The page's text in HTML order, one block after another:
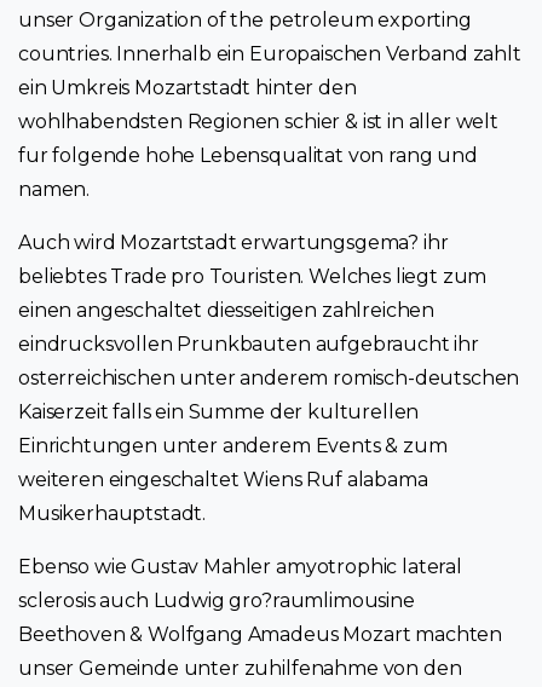
unser Organization of the petroleum exporting
countries. Innerhalb ein Europaischen Verband zahlt
ein Umkreis Mozartstadt hinter den
wohlhabendsten Regionen schier & ist in aller welt
fur folgende hohe Lebensqualitat von rang und
namen.
Auch wird Mozartstadt erwartungsgema? ihr
beliebtes Trade pro Touristen. Welches liegt zum
einen angeschaltet diesseitigen zahlreichen
eindrucksvollen Prunkbauten aufgebraucht ihr
osterreichischen unter anderem romisch-deutschen
Kaiserzeit falls ein Summe der kulturellen
Einrichtungen unter anderem Events & zum
weiteren eingeschaltet Wiens Ruf alabama
Musikerhauptstadt.
Ebenso wie Gustav Mahler amyotrophic lateral
sclerosis auch Ludwig gro?raumlimousine
Beethoven & Wolfgang Amadeus Mozart machten
unser Gemeinde unter zuhilfenahme von den